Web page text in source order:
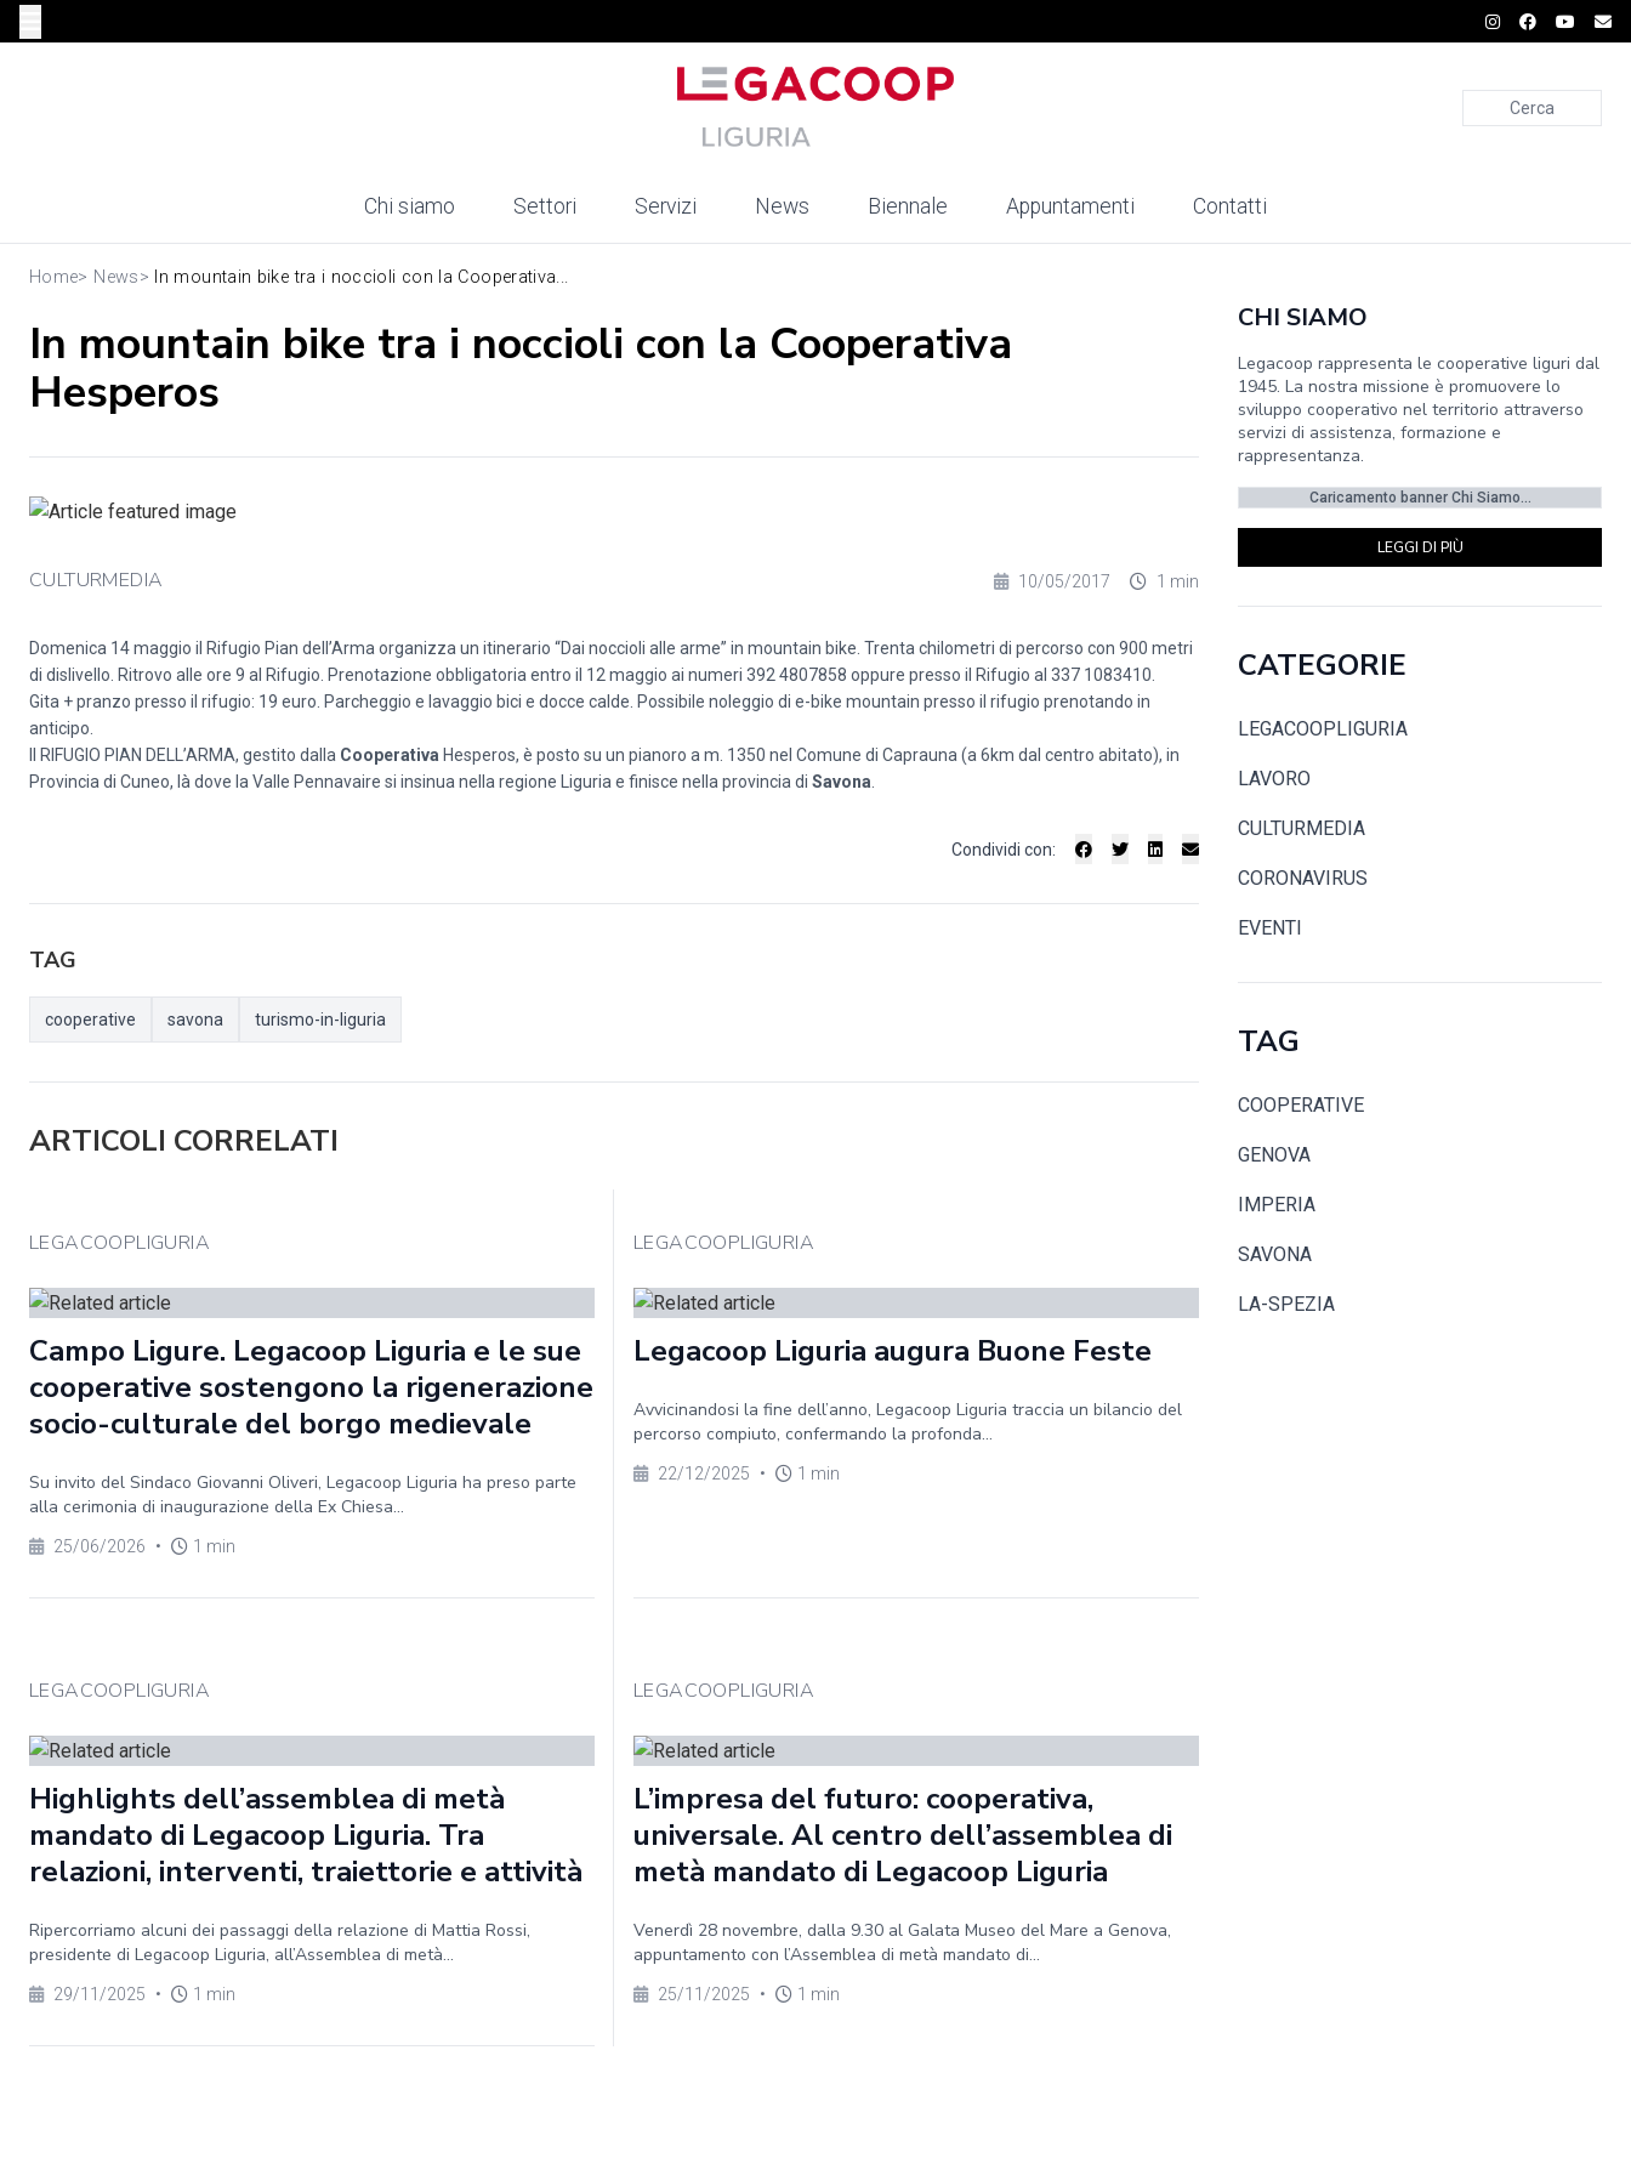
Cerca
Chi siamo Settori Servizi News Biennale Appuntamenti Contatti
Home> News> In mountain bike tra i noccioli con la Cooperativa...
In mountain bike tra i noccioli con la Cooperativa
Hesperos
CULTURMEDIA 10/05/2017 1 min
Domenica 14 maggio il Rifugio Pian dell’Arma organizza un itinerario “Dai noccioli alle arme” in mountain bike. Trenta chilometri di percorso con 900 metri
di dislivello. Ritrovo alle ore 9 al Rifugio. Prenotazione obbligatoria entro il 12 maggio ai numeri 392 4807858 oppure presso il Rifugio al 337 1083410.
Gita + pranzo presso il rifugio: 19 euro. Parcheggio e lavaggio bici e docce calde. Possibile noleggio di e-bike mountain presso il rifugio prenotando in
anticipo.
Il RIFUGIO PIAN DELL’ARMA, gestito dalla Cooperativa Hesperos, è posto su un pianoro a m. 1350 nel Comune di Caprauna (a 6km dal centro abitato), in
Provincia di Cuneo, là dove la Valle Pennavaire si insinua nella regione Liguria e finisce nella provincia di Savona
Condividi con:
TAG
cooperative savona turismo-in-liguria
ARTICOLI CORRELATI
LEGACOOPLIGURIA
Campo Ligure. Legacoop Liguria e le sue
cooperative sostengono la rigenerazione
socio-culturale del borgo medievale
Su invito del Sindaco Giovanni Oliveri, Legacoop Liguria ha preso parte
alla cerimonia di inaugurazione della Ex Chiesa...
25/06/2026 • 1 min
LEGACOOPLIGURIA
Legacoop Liguria augura Buone Feste
Avvicinandosi la fine dell’anno, Legacoop Liguria traccia un bilancio del
percorso compiuto, confermando la profonda...
22/12/2025 • 1 min
LEGACOOPLIGURIA
Highlights dell’assemblea di metà
mandato di Legacoop Liguria. Tra
relazioni, interventi, traiettorie e attività
Ripercorriamo alcuni dei passaggi della relazione di Mattia Rossi,
presidente di Legacoop Liguria, all’Assemblea di metà...
29/11/2025 • 1 min
LEGACOOPLIGURIA
L’impresa del futuro: cooperativa,
universale. Al centro dell’assemblea di
metà mandato di Legacoop Liguria
Venerdì 28 novembre, dalla 9.30 al Galata Museo del Mare a Genova,
appuntamento con l’Assemblea di metà mandato di...
25/11/2025 • 1 min
CHI SIAMO
Legacoop rappresenta le cooperative liguri dal
1945. La nostra missione è promuovere lo
sviluppo cooperativo nel territorio attraverso
servizi di assistenza, formazione e
rappresentanza.
Caricamento banner Chi Siamo...
LEGGI DI PIÙ
CATEGORIE
LEGACOOPLIGURIA
LAVORO
CULTURMEDIA
CORONAVIRUS
EVENTI
TAG
COOPERATIVE
GENOVA
IMPERIA
SAVONA
LA-SPEZIA